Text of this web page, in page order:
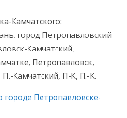
Камчатского:
город Петропавловский
Камчатский,
Петропавловск,
Камчатский, П-К, П.-К.
городе Петропавловске-